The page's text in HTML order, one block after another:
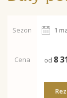
Sezon
Cena
1
od 8